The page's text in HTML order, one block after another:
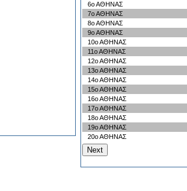
6ο ΑΘΗΝΑΣ
7ο ΑΘΗΝΑΣ
8ο ΑΘΗΝΑΣ
9ο ΑΘΗΝΑΣ
10ο ΑΘΗΝΑΣ
11ο ΑΘΗΝΑΣ
12ο ΑΘΗΝΑΣ
13ο ΑΘΗΝΑΣ
14ο ΑΘΗΝΑΣ
15ο ΑΘΗΝΑΣ
16ο ΑΘΗΝΑΣ
17ο ΑΘΗΝΑΣ
18ο ΑΘΗΝΑΣ
19ο ΑΘΗΝΑΣ
20ο ΑΘΗΝΑΣ